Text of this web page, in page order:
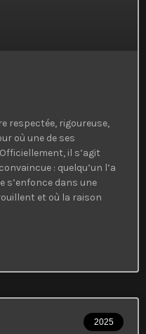
respectée, rigoureuse,
où une de ses
il s’agit
: quelqu’un l’a
s’enfonce dans une
et où la raison
2025